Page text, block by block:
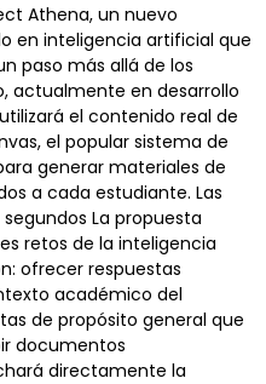
Athena, un nuevo
en inteligencia artificial que
paso más allá de los
actualmente en desarrollo
el contenido real de
el popular sistema de
generar materiales de
a cada estudiante. Las
La propuesta
retos de la inteligencia
ofrecer respuestas
académico del
de propósito general que
documentos
directamente la